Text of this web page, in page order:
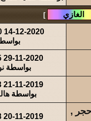
مشاركات المشاهدات
23
34471
المشاهدات
44087
مشاركات المشاهدات
47582
]
14-12-2020
29-11-2020
بواسطة
21-11-2019
بواسطة
حجر ,
20-11-2019